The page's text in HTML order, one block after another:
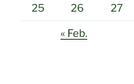
25 26 27
« Feb.